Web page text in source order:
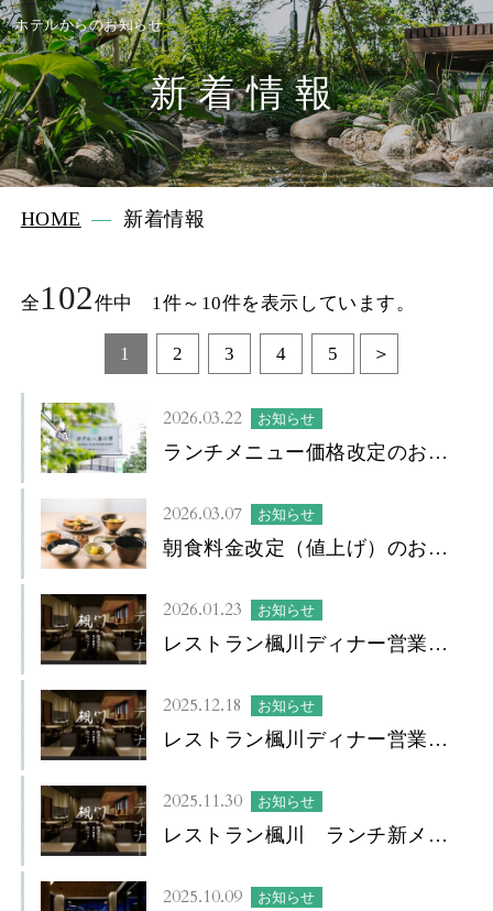
ホテルからのお知らせ
新着情報
HOME 新着情報
全102件中 1件～10件を表示しています。
1 2 3 4 5
2026.03.22 お知らせ
ランチメニュー価格改定のお知
2026.03.07 お知らせ
朝食料金改定（値上げ）のお知
2026.01.23 お知らせ
レストラン楓川ディナー営業に
2025.12.18 お知らせ
レストラン楓川ディナー営業再
2025.11.30 お知らせ
レストラン楓川 ランチ新メニ
2025.10.09 お知らせ